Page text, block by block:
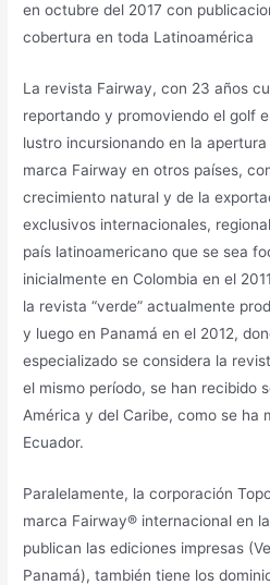
en octubre del 2017 con
cobertura en toda Latinoamérica
La revista Fairway, con 23 años
reportando y promoviendo el golf
lustro incursionando en la
marca Fairway en otros países,
crecimiento natural y de la
exclusivos internacionales,
país latinoamericano que se sea
inicialmente en Colombia en el
la revista “verde” actualmente
y luego en Panamá en el 2012,
especializado se considera la
el mismo período, se han recibido
América y del Caribe, como se ha
Ecuador.
Paralelamente, la corporación
marca Fairway® internacional en
publican las ediciones impresas
Panamá), también tiene los